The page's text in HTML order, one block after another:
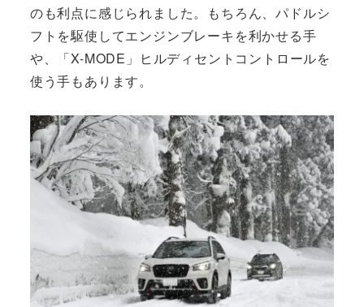
のも利点に感じられました。もちろん、パドルシ
フトを駆使してエンジンブレーキを利かせる手
や、「X-MODE」ヒルディセントコントロールを
使う手もあります。